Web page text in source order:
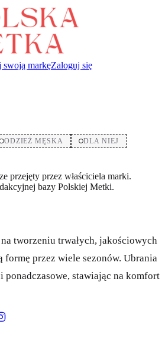
swoją markęZaloguj się
ODZIEŻ MĘSKA
DLA NIEJ
przejęty przez właściciela marki.
bazy Polskiej Metki.
tworzeniu trwałych, jakościowych
formę przez wiele sezonów. Ubrania
ponadczasowe, stawiając na komfort